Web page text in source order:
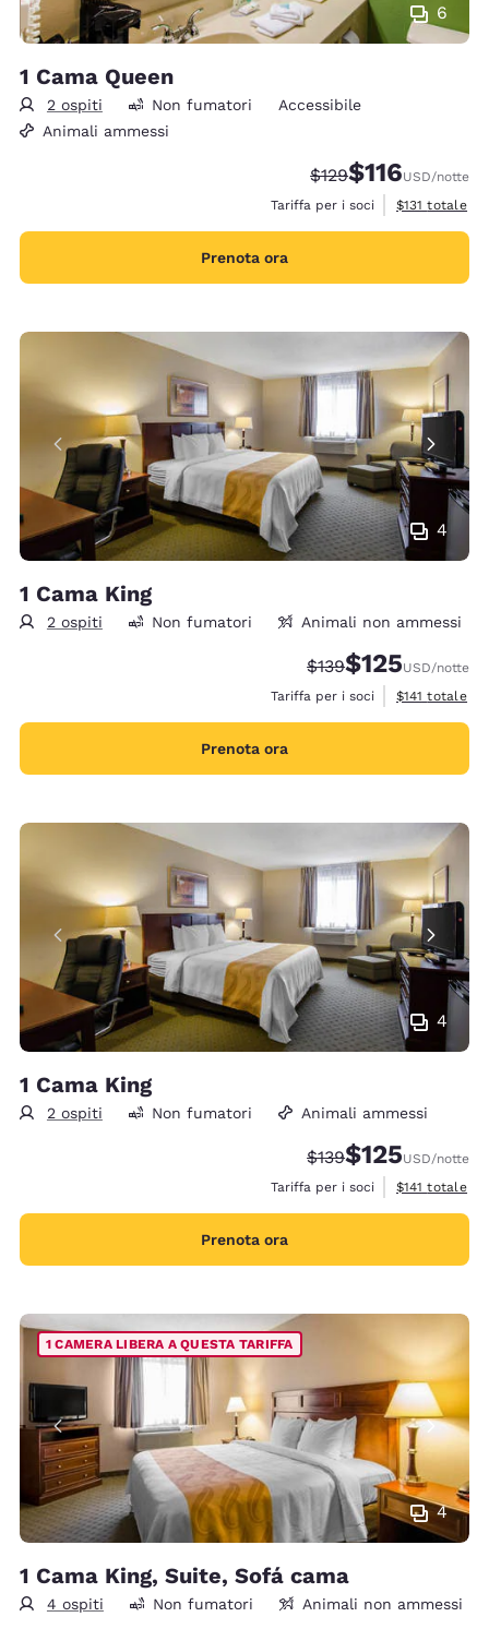
6
1 Cama Queen
2 ospiti Non fumatori
Accessibile
Animali ammessi
Tariffa di barratura:
$129Tariffa scontata:
$116USD/notte
Tariffa per i soci
Visualizza i
$131 totale
Prenota ora
4
1 Cama King
2 ospiti Non fumatori Animali non ammessi
Tariffa di barratura:
$139Tariffa scontata:
$125USD/notte
Tariffa per i soci
Visualizza i
$141 totale
Prenota ora
4
1 Cama King
2 ospiti Non fumatori Animali ammessi
Tariffa di barratura:
$139Tariffa scontata:
$125USD/notte
Tariffa per i soci
Visualizza i
$141 totale
Prenota ora
4
1 CAMERA LIBERA A QUESTA TARIFFA
1 Cama King, Suite, Sofá cama
4 ospiti Non fumatori Animali non ammessi